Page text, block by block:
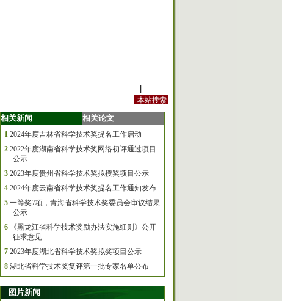
相关新闻 相关论文
1 2024年度吉林省科学技术奖提名工作启动
2 2022年度湖南省科学技术奖网络初评通过项目
公示
3 2023年度贵州省科学技术奖拟授奖项目公示
4 2024年度云南省科学技术奖提名工作通知发布
5 一等奖7项，青海省科学技术奖委员会审议结果
公示
6
《黑龙江省科学技术奖励办法实施细则》公开
征求意见
7 2023年度湖北省科学技术奖拟奖项目公示
8 湖北省科学技术奖复评第一批专家名单公布
图片新闻